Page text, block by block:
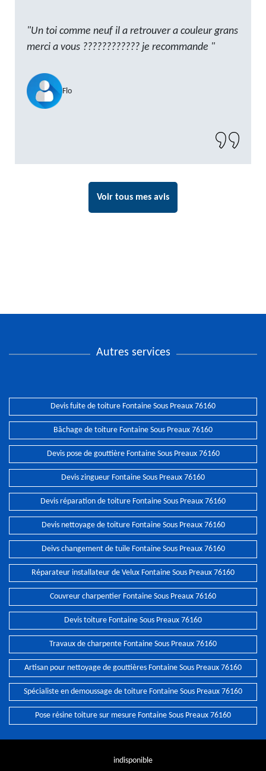
"Un toi comme neuf il a retrouver a couleur grans
merci a vous ???????????? je recommande "
Flo
Voir tous mes avis
Autres services
Devis fuite de toiture Fontaine Sous Preaux 76160
Bâchage de toiture Fontaine Sous Preaux 76160
Devis pose de gouttière Fontaine Sous Preaux 76160
Devis zingueur Fontaine Sous Preaux 76160
Devis réparation de toiture Fontaine Sous Preaux 76160
Devis nettoyage de toiture Fontaine Sous Preaux 76160
Deivs changement de tuile Fontaine Sous Preaux 76160
Réparateur installateur de Velux Fontaine Sous Preaux 76160
Couvreur charpentier Fontaine Sous Preaux 76160
Devis toiture Fontaine Sous Preaux 76160
Travaux de charpente Fontaine Sous Preaux 76160
Artisan pour nettoyage de gouttières Fontaine Sous Preaux 76160
Spécialiste en demoussage de toiture Fontaine Sous Preaux 76160
Pose résine toiture sur mesure Fontaine Sous Preaux 76160
indisponible